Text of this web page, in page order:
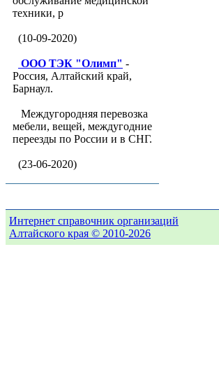
техники, р
(10-09-2020)
ООО ТЭК "Олимп" -
Россия, Алтайский край,
Барнаул.
Междугородняя перевозка
мебели, вещей, междугодние
переезды по России и в СНГ.
(23-06-2020)
Интернет справочник организаций
Алтайского края © 2010-2026